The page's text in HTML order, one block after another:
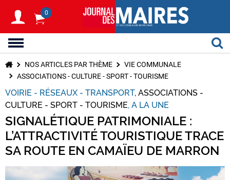
0
NOS ARTICLES PAR THÈME
VIE COMMUNALE
ASSOCIATIONS - CULTURE - SPORT - TOURISME
VOIRIE - RÉSEAUX - TRANSPORT ASSOCIATIONS -
CULTURE - SPORT - TOURISME A LA UNE
SIGNALÉTIQUE PATRIMONIALE :
L’ATTRACTIVITÉ TOURISTIQUE TRACE
SA ROUTE EN CAMAÏEU DE MARRON